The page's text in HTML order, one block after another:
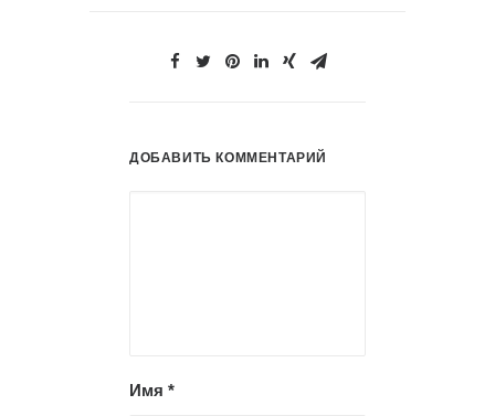
ДОБАВИТЬ КОММЕНТАРИЙ
Имя *